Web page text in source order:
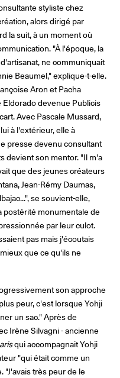
styliste chez
alors dirigé par
la suit, à un moment où
"À l'époque, la
ne communiquait
Beaumel," explique-t-elle.
Aron et Pacha
devenue Publicis
Avec Pascale Mussard,
à l'extérieur, elle à
presse devenu consultant
devient son mentor. "Il m'a
que des jeunes créateurs
Jean-Rémy Daumas,
se souvient-elle,
postérité monumentale de
par leur culot.
pas mais j'écoutais
que ce qu'ils ne
son approche
peur, c'est lorsque Yohji
un sac." Après de
Irène Silvagni - ancienne
qui accompagnait Yohji
"qui était comme un
très peur de le